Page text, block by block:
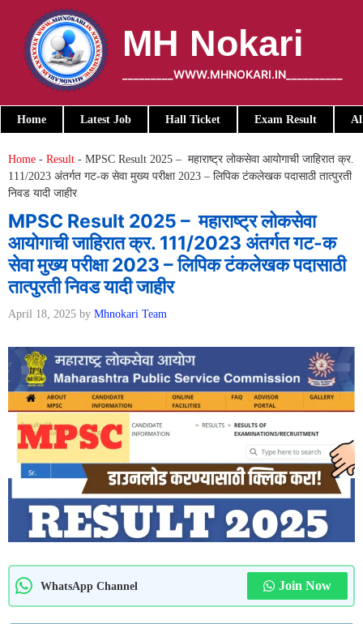
content
MH Nokari
_________WWW.MHNOKARI.IN__________
Home Latest Job Hall Ticket Exam Result
Home - Result - MPSC Result 2025 – महाराष्ट्र लोकसेवा आयोगाची जाहिरात क्र.
111/2023 अंतर्गत गट-क सेवा मुख्य परीक्षा 2023 – लिपिक टंकलेखक पदासाठी तात्पुरती
निवड यादी जाहीर
MPSC Result 2025 – महाराष्ट्र लोकसेवा
आयोगाची जाहिरात क्र. 111/2023 अंतर्गत गट-क
सेवा मुख्य परीक्षा 2023 – लिपिक टंकलेखक पदासाठी
तात्पुरती निवड यादी जाहीर
April 18, 2025 by Mhnokari Team
WhatsApp Channel Join Now